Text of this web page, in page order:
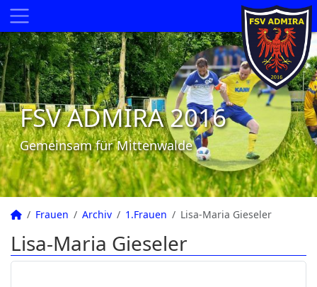
FSV ADMIRA 2016
Gemeinsam für Mittenwalde
Frauen Archiv 1.Frauen Lisa-Maria Gieseler
Lisa-Maria Gieseler